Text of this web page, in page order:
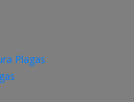
Plagas